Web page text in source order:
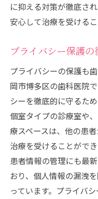
に抑える対策が徹底さ
安心して治療を受ける
プライバシー保護の
プライバシーの保護も
岡市博多区の歯科医院
シーを徹底的に守るた
個室タイプの診療室や
療スペースは、他の患
治療を受けることがで
患者情報の管理にも最
おり、個人情報の漏洩
っています。プライバ